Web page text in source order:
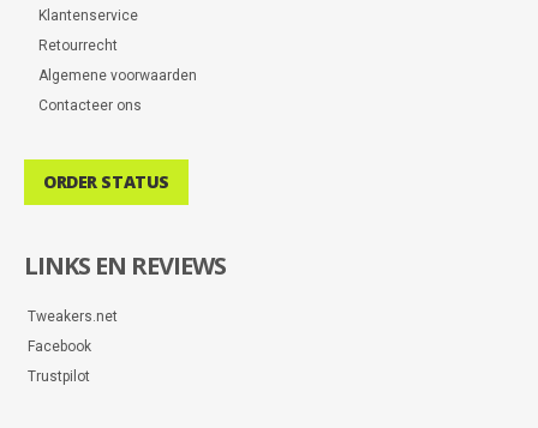
Klantenservice
Retourrecht
Algemene voorwaarden
Contacteer ons
ORDER STATUS
LINKS EN REVIEWS
Tweakers.net
Facebook
Trustpilot